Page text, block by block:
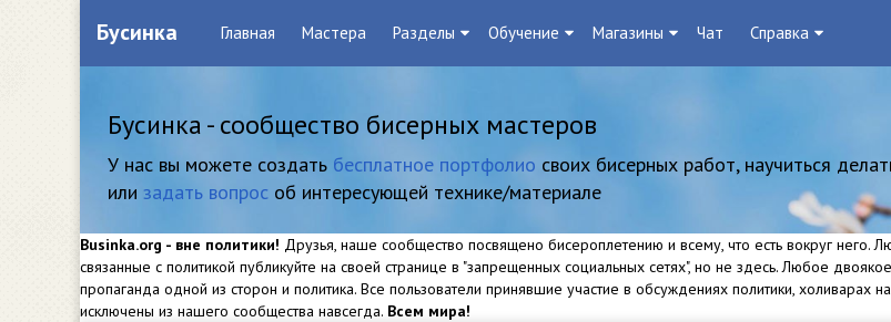
Бусинка Главная Мастера Разделы Обучение Магазины Чат Справка
Бусинка - сообщество бисерных мастеров
У нас вы можете создать бесплатное портфолио своих бисерных работ, научиться
или задать вопрос об интересующей технике/материале
Businka.org - вне политики! Друзья, наше сообщество посвящено бисероплетению и всему, что есть вокруг
связанные с политикой публикуйте на своей странице в "запрещенных социальных сетях", но не здесь. Любое
пропаганда одной из сторон и политика. Все пользователи принявшие участие в обсуждениях политики,
исключены из нашего сообщества навсегда. Всем мира!